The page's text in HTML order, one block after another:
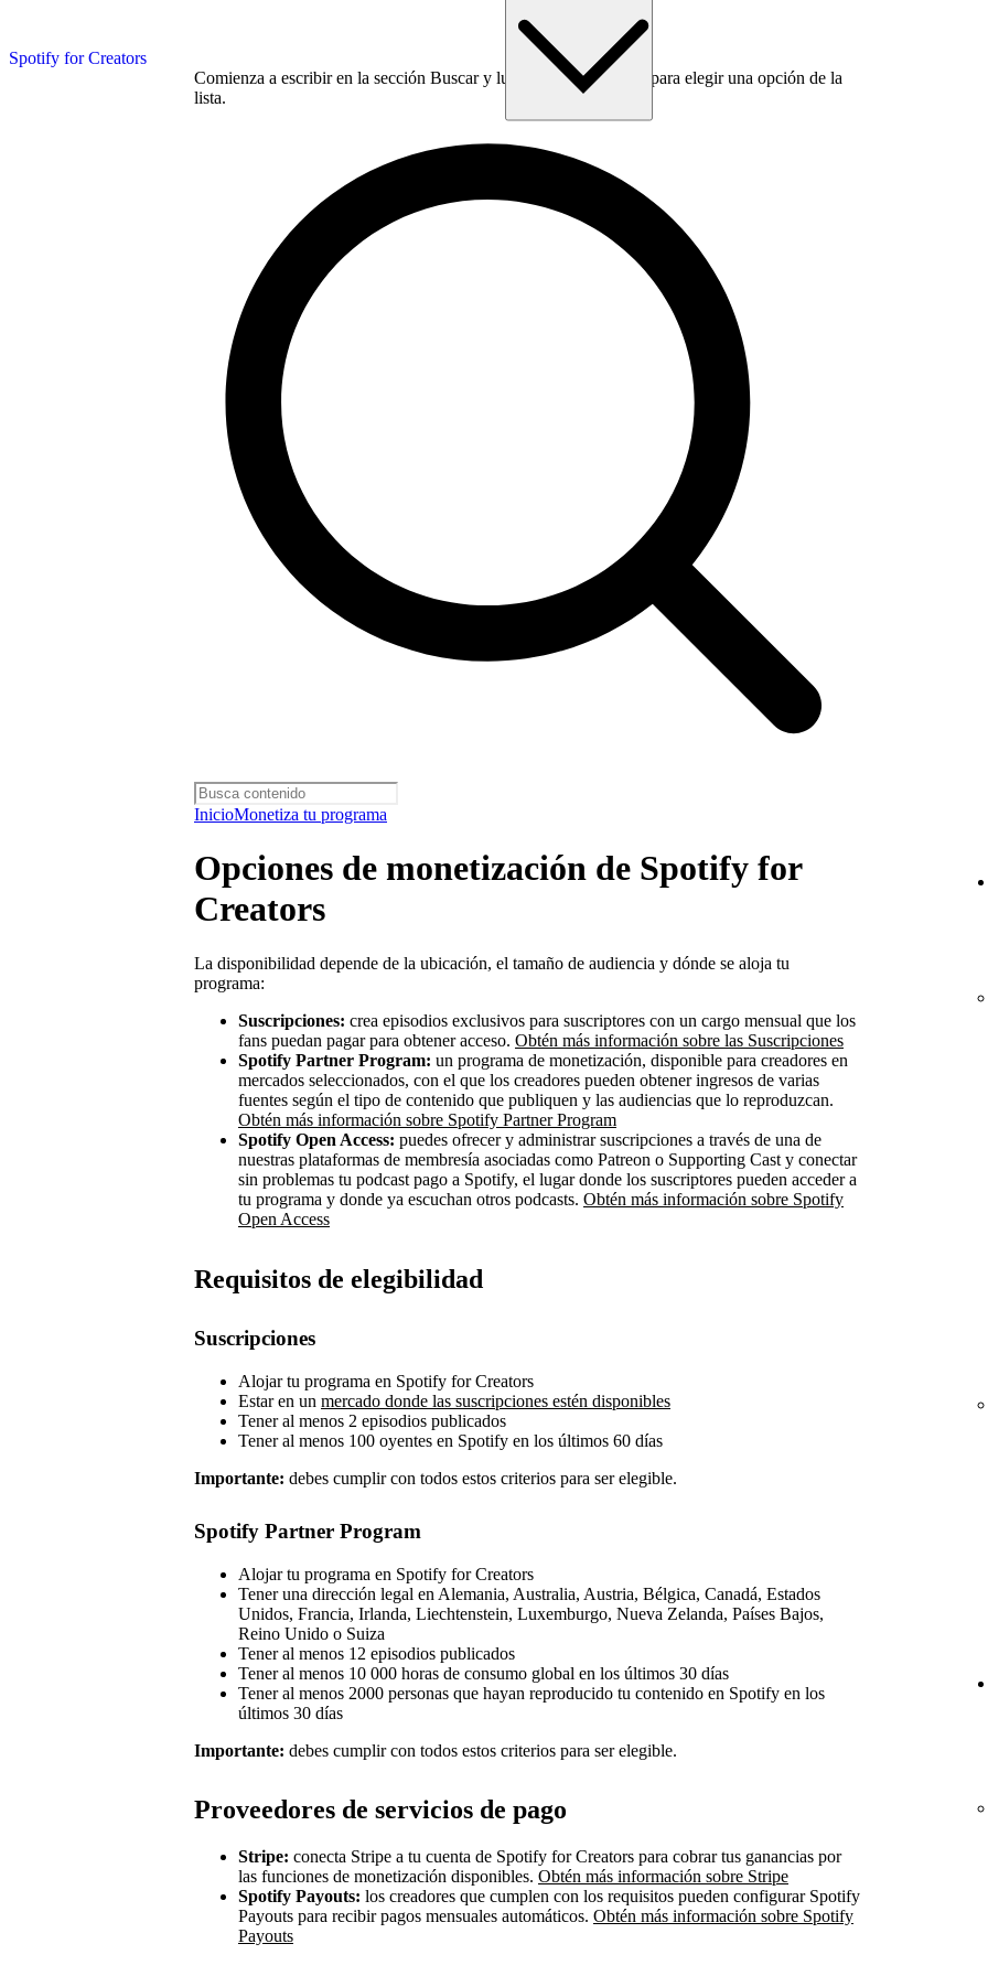
Spotify for Creators
Comienza a escribir en la sección Buscar y luego usa la tecla Tab para elegir una opción de la
lista.
InicioMonetiza tu programa
Opciones de monetización de Spotify for
Creators
La disponibilidad depende de la ubicación, el tamaño de audiencia y dónde se aloja tu
programa:
Suscripciones: crea episodios exclusivos para suscriptores con un cargo mensual que los
fans puedan pagar para obtener acceso. Obtén más información sobre las Suscripciones
Spotify Partner Program: un programa de monetización, disponible para creadores en
mercados seleccionados, con el que los creadores pueden obtener ingresos de varias
fuentes según el tipo de contenido que publiquen y las audiencias que lo reproduzcan.
Obtén más información sobre Spotify Partner Program
Spotify Open Access: puedes ofrecer y administrar suscripciones a través de una de
nuestras plataformas de membresía asociadas como Patreon o Supporting Cast y conectar
sin problemas tu podcast pago a Spotify, el lugar donde los suscriptores pueden acceder a
tu programa y donde ya escuchan otros podcasts. Obtén más información sobre Spotify
Open Access
Requisitos de elegibilidad
Suscripciones
Alojar tu programa en Spotify for Creators
Estar en un mercado donde las suscripciones estén disponibles
Tener al menos 2 episodios publicados
Tener al menos 100 oyentes en Spotify en los últimos 60 días
Importante: debes cumplir con todos estos criterios para ser elegible.
Spotify Partner Program
Alojar tu programa en Spotify for Creators
Tener una dirección legal en Alemania, Australia, Austria, Bélgica, Canadá, Estados
Unidos, Francia, Irlanda, Liechtenstein, Luxemburgo, Nueva Zelanda, Países Bajos,
Reino Unido o Suiza
Tener al menos 12 episodios publicados
Tener al menos 10 000 horas de consumo global en los últimos 30 días
Tener al menos 2000 personas que hayan reproducido tu contenido en Spotify en los
últimos 30 días
Importante: debes cumplir con todos estos criterios para ser elegible.
Proveedores de servicios de pago
Stripe: conecta Stripe a tu cuenta de Spotify for Creators para cobrar tus ganancias por
las funciones de monetización disponibles. Obtén más información sobre Stripe
Spotify Payouts: los creadores que cumplen con los requisitos pueden configurar Spotify
Payouts para recibir pagos mensuales automáticos. Obtén más información sobre Spotify
Payouts